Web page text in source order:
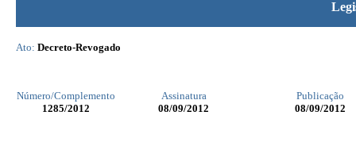
Ato: Decreto-Revogado
Número/Complemento Assinatura
Publicação
1285/2012 08/09/2012 08/09/2012